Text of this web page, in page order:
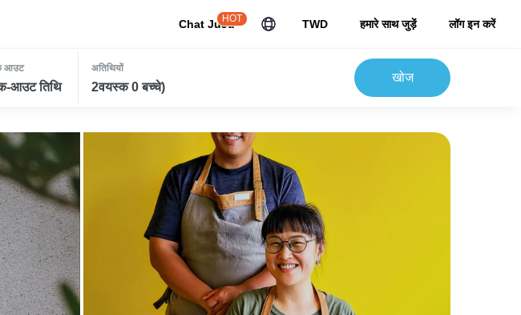
Chat JuJu
HOT TWD हमारे साथ जुड़ें लॉग इन करें
आउट
आउट तिथि
अतिथियों
2वयस्क 0 बच्चे)
खोज